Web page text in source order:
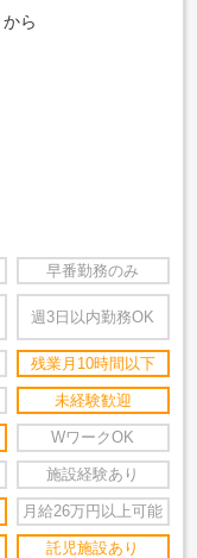
から
早番勤務のみ
週3日以内勤務OK
残業月10時間以下
未経験歓迎
WワークOK
施設経験あり
月給26万円以上可能
託児施設あり